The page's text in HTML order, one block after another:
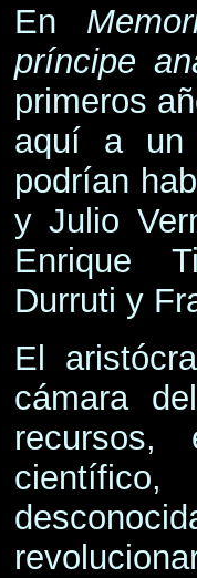
En
príncipe
primeros
aquí a un
podrían
y Julio
Enrique
Durruti y
El
cámara